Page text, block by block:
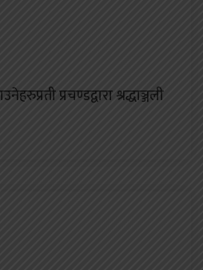
प्रचण्डद्वारा श्रद्धाञ्जली